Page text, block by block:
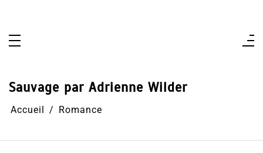
Sauvage par Adrienne Wilder
Accueil Romance